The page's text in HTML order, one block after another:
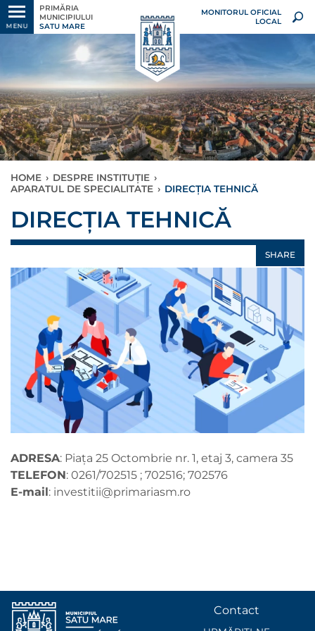
MENU
PRIMĂRIA
MUNICIPIULUI
SATU MARE
MONITORUL OFICIAL
LOCAL
HOME › DESPRE INSTITUȚIE ›
APARATUL DE SPECIALITATE › DIRECȚIA TEHNICĂ
DIRECȚIA TEHNICĂ
SHARE
ADRESA: Piața 25 Octombrie nr. 1, etaj 3, camera 35
TELEFON: 0261/702515 ; 702516; 702576
E-mail : investitii@primariasm.ro
Contact